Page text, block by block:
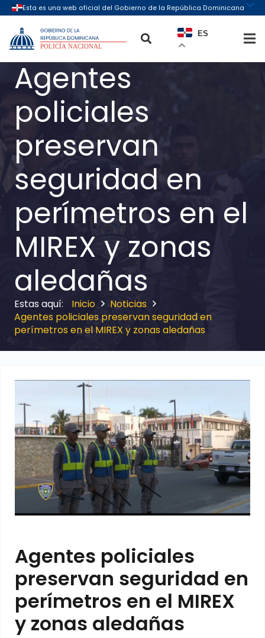
ES
Agentes
policiales
preservan
seguridad en
perímetros en el
MIREX y zonas
aledañas
Inicio
Noticias
Agentes policiales preservan seguridad en
perímetros en el MIREX y zonas aledañas
Agentes policiales
preservan seguridad en
perímetros en el MIREX
y zonas aledañas